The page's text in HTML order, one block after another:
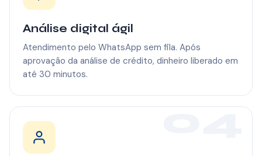
Análise digital ágil
Atendimento pelo WhatsApp sem fila. Após
aprovação da análise de crédito, dinheiro liberado em
até 30 minutos.
04